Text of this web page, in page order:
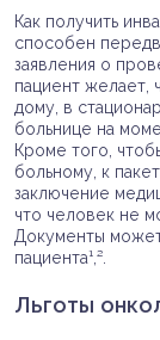
Как получить
способен
заявления о
пациент желает,
дому, в
больнице на
Кроме того,
больному, к
заключение
что человек не
Документы может
пациента¹,².
Льготы